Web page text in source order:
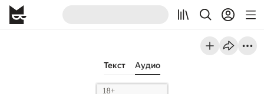
Текст Аудио